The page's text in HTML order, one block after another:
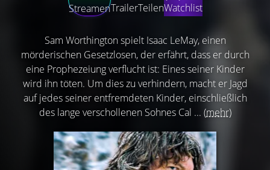
StreamenTrailerTeilenWatchlist
Sam Worthington spielt Isaac LeMay, einen
mörderischen Gesetzlosen, der erfährt, dass er durch
eine Prophezeiung verflucht ist: Eines seiner Kinder
wird ihn töten. Um dies zu verhindern, macht er Jagd
auf jedes seiner entfremdeten Kinder, einschließlich
des lange verschollenen Sohnes Cal ... (mehr)